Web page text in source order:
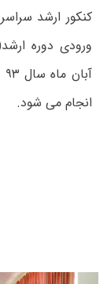
انجام می شود.